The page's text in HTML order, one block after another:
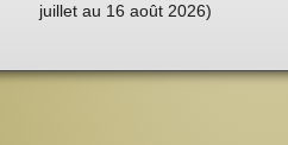
juillet au 16 août 2026)